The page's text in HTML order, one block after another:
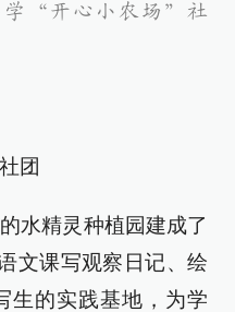
学“开心小农场”社
团
水精灵种植园建成了
文课写观察日记、绘
生的实践基地，为学